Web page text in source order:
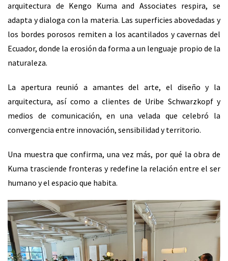
arquitectura de Kengo Kuma and Associates respira, se
adapta y dialoga con la materia. Las superficies abovedadas y
los bordes porosos remiten a los acantilados y cavernas del
Ecuador, donde la erosión da forma a un lenguaje propio de la
naturaleza.
La apertura reunió a amantes del arte, el diseño y la
arquitectura, así como a clientes de Uribe Schwarzkopf y
medios de comunicación, en una velada que celebró la
convergencia entre innovación, sensibilidad y territorio.
Una muestra que confirma, una vez más, por qué la obra de
Kuma trasciende fronteras y redefine la relación entre el ser
humano y el espacio que habita.